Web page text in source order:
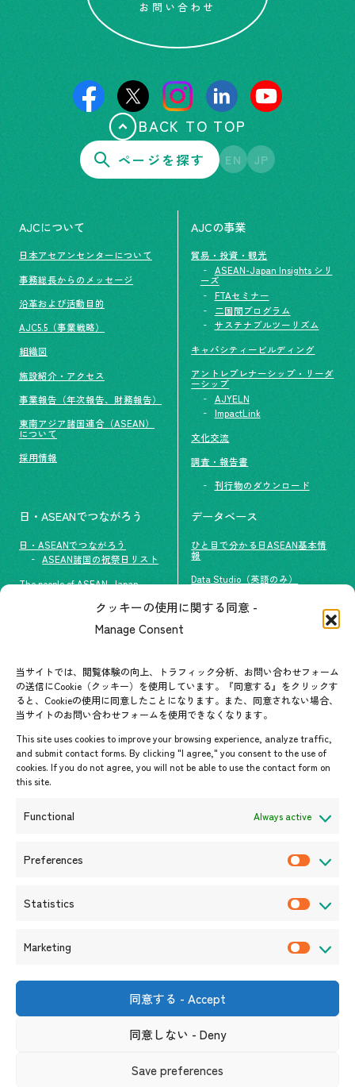
クッキーの使用に関する同意 -
Manage Consent
当サイトでは、閲覧体験の向上、トラフィック分析、お問い合わせフォーム
の送信にCookie（クッキー）を使用しています。『同意する』をクリックす
ると、Cookieの使用に同意したことになります。また、同意されない場合、
当サイトのお問い合わせフォームを使用できなくなります。
This site uses cookies to improve your browsing experience, analyze traffic,
and submit contact forms. By clicking "I agree," you consent to the use of
cookies. If you do not agree, you will not be able to use the contact form on
this site.
Functional Always active
Preferences
Statistics
Marketing
k
同意する - Accept
同意しない - Deny
Save preferences
お問い合わせ
BACK TO TOP
ページを探す EN JP
AJCについて
日本アセアンセンターについて
事務総長からのメッセージ
沿革および活動目的
AJC5.5（事業戦略）
組織図
施設紹介・アクセス
事業報告（年次報告、財務報告）
東南アジア諸国連合（ASEAN）
について
採用情報
AJCの事業
貿易・投資・観光
ASEAN-Japan Insights シリ
ーズ
FTAセミナー
二国間プログラム
サステナブルツーリズム
キャパシティービルディング
アントレプレナーシップ・リーダ
ーシップ
AJYELN
ImpactLink
文化交流
調査・報告書
刊行物のダウンロード
日・ASEANでつながろう
日・ASEANでつながろう
ASEAN諸国の祝祭日リスト
The people of ASEAN-Japan
グループ訪問の受け入れ
ASEANPEDIA
イベント・お知らせ
開催中・開催予定のイベント
イベント案内
お知らせ
データベース
ひと目で分かる日ASEAN基本情
報
Data Studio（英語のみ）
お問い合わせ先一覧
東京都港区新橋6-17-19 新御成
サイト利用規約プライバシーポリシー
ソーシャルメディアポリシー及び免責事項